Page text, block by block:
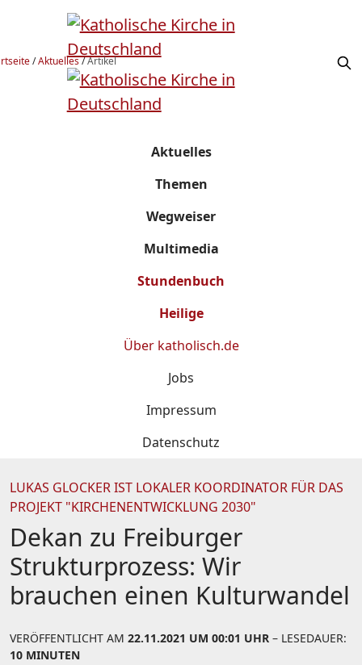
/Aktuelles/Artikel
Aktuelles
Themen
Wegweiser
Multimedia
Stundenbuch
Heilige
Über katholisch.de
Jobs
Impressum
Datenschutz
LUKAS GLOCKER IST LOKALER KOORDINATOR FÜR DAS
PROJEKT "KIRCHENENTWICKLUNG 2030"
Dekan zu Freiburger
Strukturprozess: Wir
brauchen einen Kulturwandel
VERÖFFENTLICHT AM 22.11.2021 UM 00:01 UHR – LESEDAUER:
10 MINUTEN